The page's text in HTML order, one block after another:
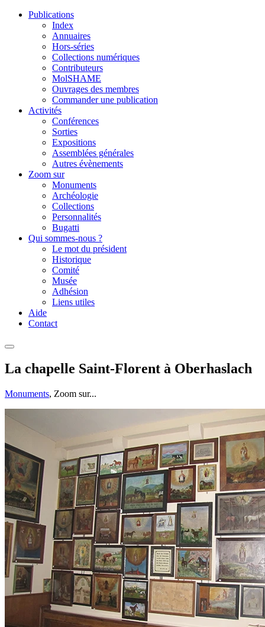
Publications
Index
Annuaires
Hors-séries
Collections numériques
Contributeurs
MolSHAME
Ouvrages des membres
Commander une publication
Activités
Conférences
Sorties
Expositions
Assemblées générales
Autres évènements
Zoom sur
Monuments
Archéologie
Collections
Personnalités
Bugatti
Qui sommes-nous ?
Le mot du président
Historique
Comité
Musée
Adhésion
Liens utiles
Aide
Contact
La chapelle Saint-Florent à Oberhaslach
Monuments, Zoom sur...